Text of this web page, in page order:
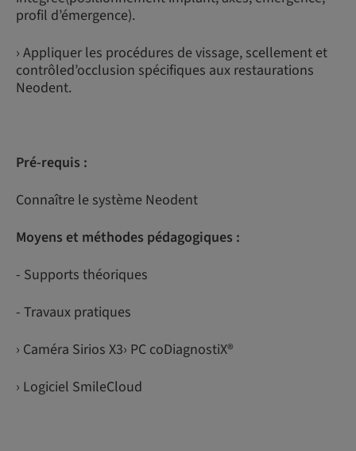
profil d’émergence).
› Appliquer les procédures de vissage, scellement et
contrôled’occlusion spécifiques aux restaurations
Neodent.
Pré-requis :
Connaître le système Neodent
Moyens et méthodes pédagogiques :
- Supports théoriques
- Travaux pratiques
› Caméra Sirios X3› PC coDiagnostiX®
› Logiciel SmileCloud